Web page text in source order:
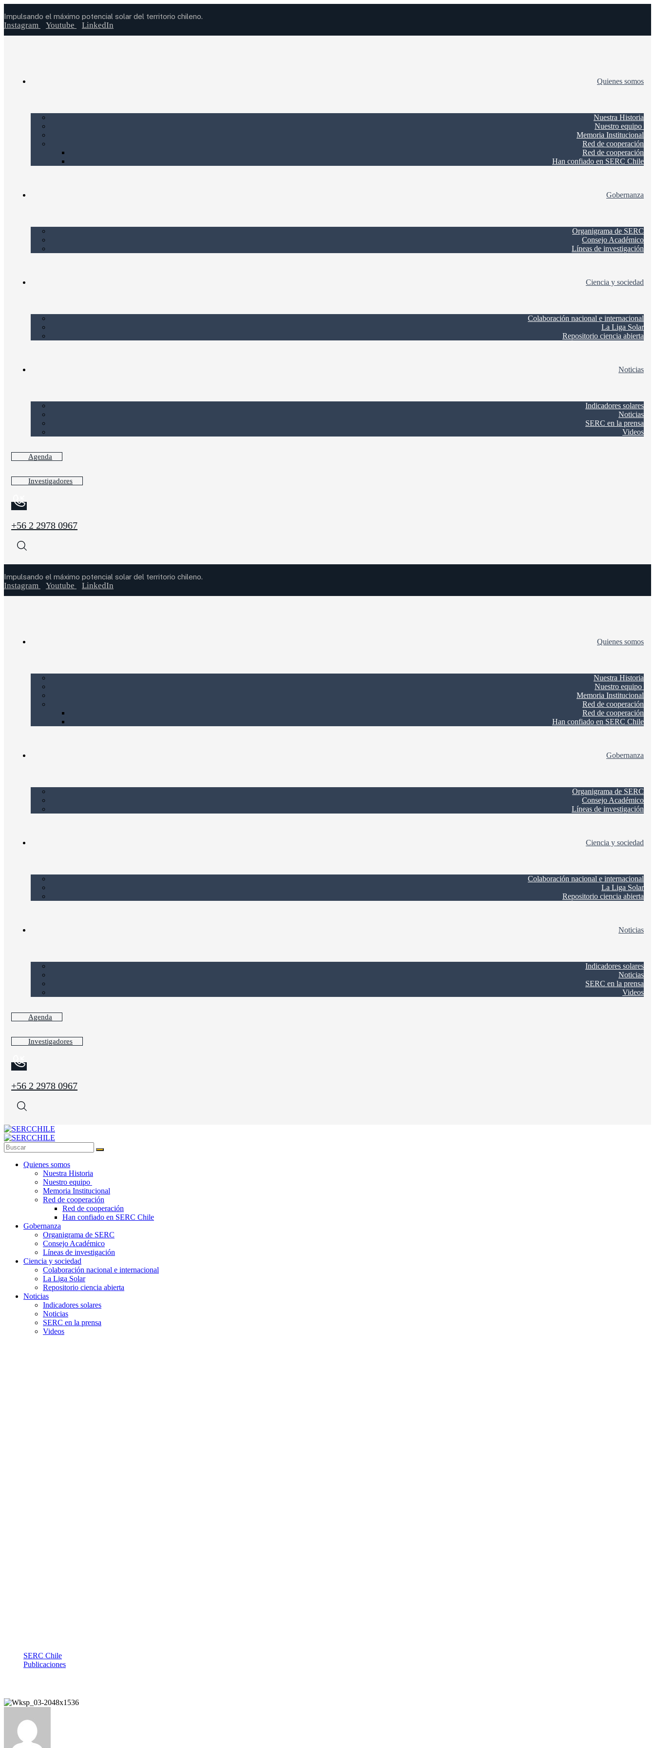
Impulsando el máximo potencial solar del territorio chileno.
Instagram Youtube LinkedIn
Quienes somos
Nuestra Historia
Nuestro equipo
Memoria Institucional
Red de cooperación
Red de cooperación
Han confiado en SERC Chile
Gobernanza
Organigrama de SERC
Consejo Académico
Líneas de investigación
Ciencia y sociedad
Colaboración nacional e internacional
La Liga Solar
Repositorio ciencia abierta
Noticias
Indicadores solares
Noticias
SERC en la prensa
Videos
Agenda
Investigadores
+56 2 2978 0967
Impulsando el máximo potencial solar del territorio chileno.
Instagram Youtube LinkedIn
Quienes somos
Nuestra Historia
Nuestro equipo
Memoria Institucional
Red de cooperación
Red de cooperación
Han confiado en SERC Chile
Gobernanza
Organigrama de SERC
Consejo Académico
Líneas de investigación
Ciencia y sociedad
Colaboración nacional e internacional
La Liga Solar
Repositorio ciencia abierta
Noticias
Indicadores solares
Noticias
SERC en la prensa
Videos
Agenda
Investigadores
+56 2 2978 0967
Quienes somos
Nuestra Historia
Nuestro equipo
Memoria Institucional
Red de cooperación
Red de cooperación
Han confiado en SERC Chile
Gobernanza
Organigrama de SERC
Consejo Académico
Líneas de investigación
Ciencia y sociedad
Colaboración nacional e internacional
La Liga Solar
Repositorio ciencia abierta
Noticias
Indicadores solares
Noticias
SERC en la prensa
Videos
SERC Chile
Publicaciones